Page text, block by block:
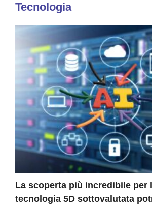
Tecnologia
La scoperta più incredibile per
tecnologia 5D sottovalutata